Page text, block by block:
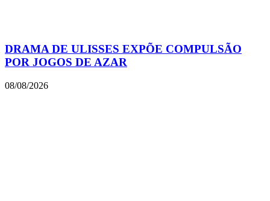
DRAMA DE ULISSES EXPÕE COMPULSÃO
POR JOGOS DE AZAR
08/08/2026